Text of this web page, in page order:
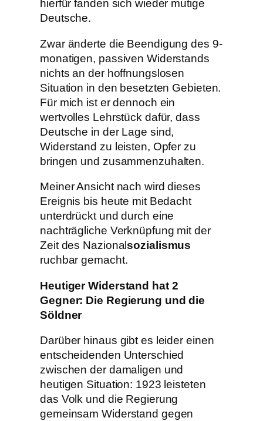
hierfür fanden sich wieder mutige
Deutsche.
Zwar änderte die Beendigung des 9-
monatigen, passiven Widerstands
nichts an der hoffnungslosen
Situation in den besetzten Gebieten.
Für mich ist er dennoch ein
wertvolles Lehrstück dafür, dass
Deutsche in der Lage sind,
Widerstand zu leisten, Opfer zu
bringen und zusammenzuhalten.
Meiner Ansicht nach wird dieses
Ereignis bis heute mit Bedacht
unterdrückt und durch eine
nachträgliche Verknüpfung mit der
Zeit des Nazionalsozialismus
ruchbar gemacht.
Heutiger Widerstand hat 2
Gegner: Die Regierung und die
Söldner
Darüber hinaus gibt es leider einen
entscheidenden Unterschied
zwischen der damaligen und
heutigen Situation: 1923 leisteten
das Volk und die Regierung
gemeinsam Widerstand gegen